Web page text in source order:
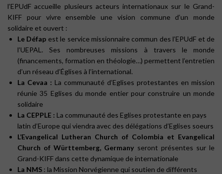
l’EPUdF accueille plusieurs acteurs internationaux sur le Grand-
KIFF pour vivre ensemble une vision commune d’un monde
solidaire et ouvert :
Le Défap est le service missionnaire commun des l’EPUdF et de
l’UEPAL. Ses nombreuses missions à travers le monde
(financements, formation en théologie…) permettent l’entretien
d’un réseau d’Églises à l’international.
La Cevaa : La communauté d’Eglises protestantes en mission
réunie 35 Eglises du monde entier pour construire un monde
solidaire
La CEPPLE : La communauté des Eglises protestante en pays
latin d’Europe qui viendra avec des délégations d’Eglises soeurs
L’Evangelical Lutheran Church of Colombia et Evangelical
Church of Württemberg, Germany seront présentes sur le
Grand-KIFF dans cette dynamique de internationale
La NMS : la Mission Norvégienne qui soutien de différents